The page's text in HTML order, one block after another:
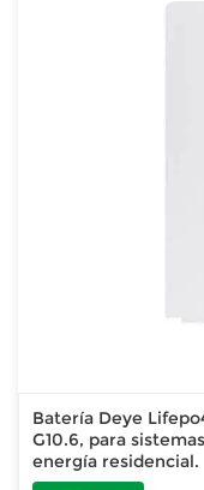
Batería Deye
G10.6, para
energía residencial.